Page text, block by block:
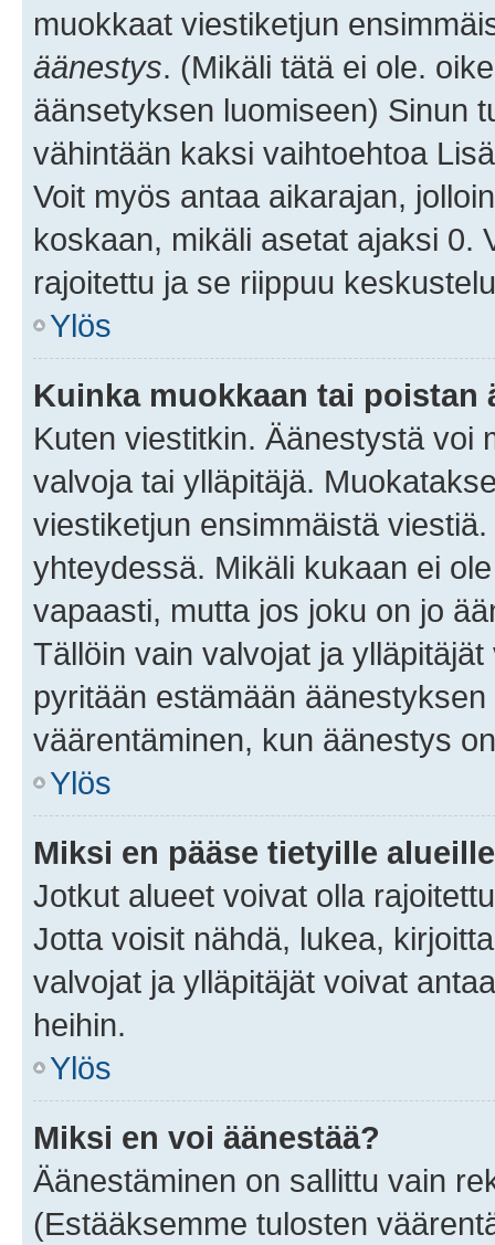
muokkaat viestiketjun
äänestys. (Mikäli tätä ei ole.
äänsetyksen luomiseen) Sinun
vähintään kaksi vaihtoehtoa
Voit myös antaa aikarajan,
koskaan, mikäli asetat ajaksi 0.
rajoitettu ja se riippuu
Ylös
Kuinka muokkaan tai poistan
Kuten viestitkin. Äänestystä voi
valvoja tai ylläpitäjä.
viestiketjun ensimmäistä
yhteydessä. Mikäli kukaan ei
vapaasti, mutta jos joku on jo
Tällöin vain valvojat ja
pyritään estämään
väärentäminen, kun äänestys
Ylös
Miksi en pääse tietyille
Jotkut alueet voivat olla
Jotta voisit nähdä, lukea,
valvojat ja ylläpitäjät voivat
heihin.
Ylös
Miksi en voi äänestää?
Äänestäminen on sallittu vain
(Estääksemme tulosten